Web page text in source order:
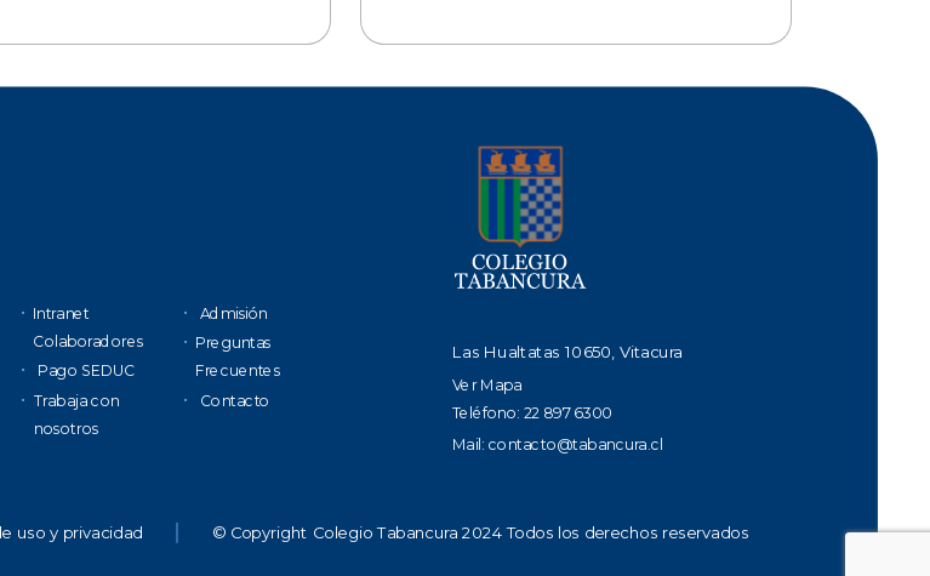
Intranet
Colaboradores
Pago SEDUC
Trabaja con
nosotros
Admisión
Preguntas
Frecuentes
Contacto
Las Hualtatas 10650, Vitacura
Ver Mapa
Teléfono: 22 897 6300
Mail: contacto@tabancura.cl
uso y privacidad © Copyright Colegio Tabancura 2024 Todos los derechos reservados